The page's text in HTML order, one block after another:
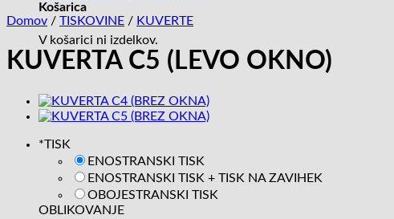
Košarica
V košarici ni izdelkov.
Domov / TISKOVINE / KUVERTE
KUVERTA C5 (LEVO OKNO)
*TISK
ENOSTRANSKI TISK
ENOSTRANSKI TISK + TISK NA ZAVIHEK
OBOJESTRANSKI TISK
OBLIKOVANJE